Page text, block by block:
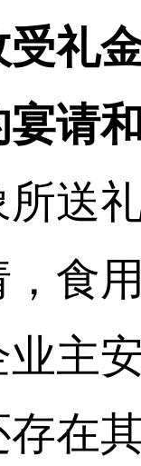
礼
请
送
食
主
存在